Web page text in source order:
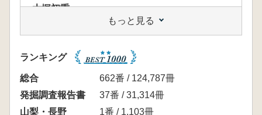
大塚初重
1926年東京生まれ。明治大学大学院博士後
期課程修了、文学博士。
現在、明治大学名誉教授。日本考古学協会会
長、日本学術会議議員などを歴任。2005年に
瑞宝中綬章叙勲。主要著作:『日本列島発掘
史』(角川書店2014)、『信濃大室積石塚古墳群
の研究』I～III(共編著、I, IIは東京堂1993,
もっと見る
ランキング
総合
662番 / 124,787冊
発掘調査報告書
37番 / 31,314冊
山梨・長野
1番 / 1,103冊